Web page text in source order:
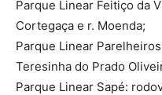
Parque Linear Feitiço da
Cortegaça e r. Moenda;
Parque Linear
Teresinha do Prado
Parque Linear Sapé: